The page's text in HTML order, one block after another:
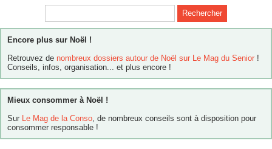
Encore plus sur Noël !
Retrouvez de nombreux dossiers autour de Noël sur Le Mag du Senior !
Conseils, infos, organisation... et plus encore !
Mieux consommer à Noël !
Sur
Le Mag de la Conso , de nombreux conseils sont à disposition pour
consommer responsable !